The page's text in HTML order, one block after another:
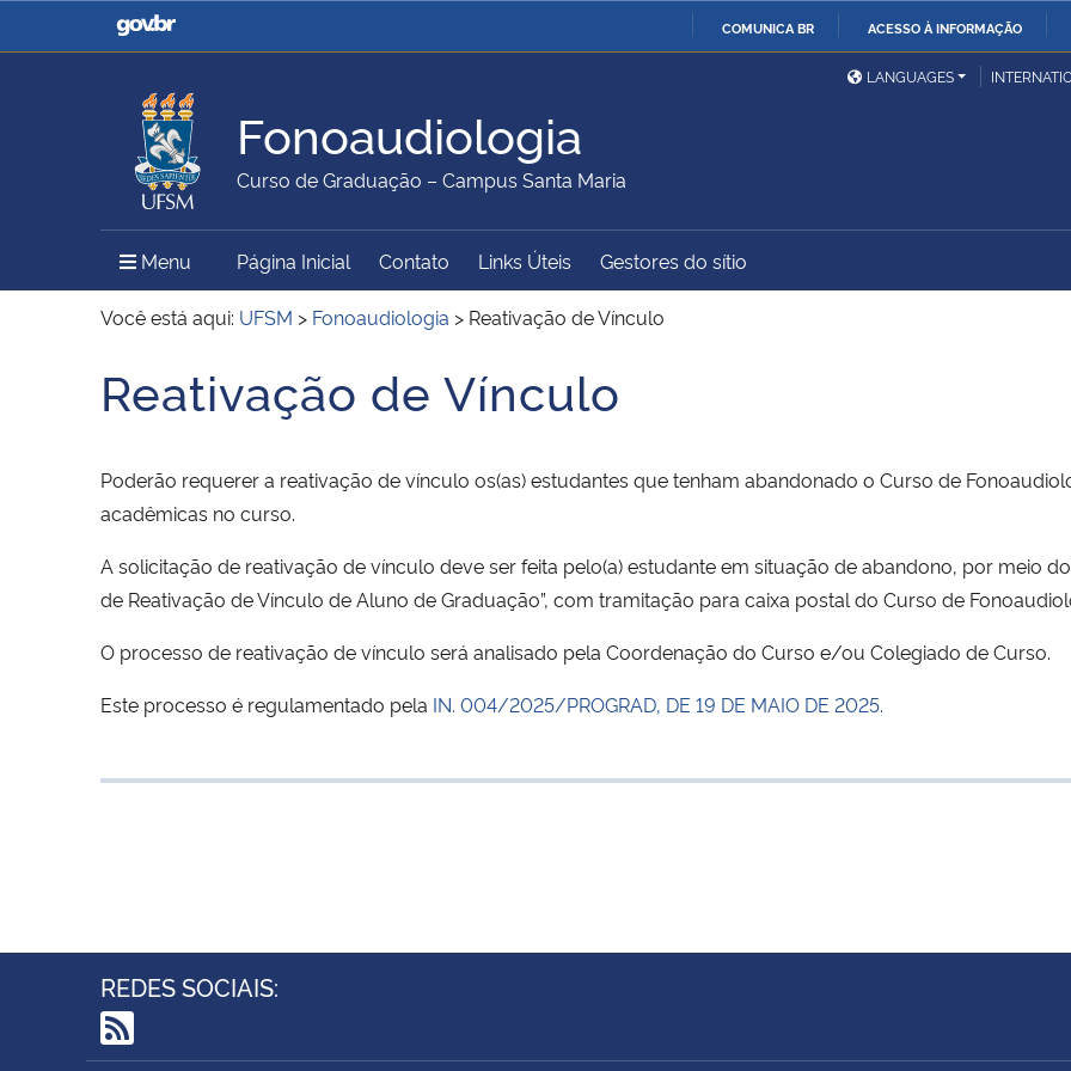
COMUNICA BR ACESSO À INFORMAÇÃO
Casa Civil
Ministério da Justiça e
Ministério da Defesa
Ministério das Relações
Exteriores
Ministério da Agricultura,
Pecuária e Abastecimento
Ministério da Educação Ministério da Cidadania
Ministério do Meio Ambiente Ministério do Turismo
Ministério do
Desenvolvimento Regional
Secretaria de Governo
Gabinete de Segurança
Advocacia-Geral da União
LANGUAGES
Fonoaudiologia
Curso de Graduação – Campus Santa Maria
Menu Menu Principal do Sítio
Página Inicial Contato Links Úteis Gestores do sítio
Você está aqui: UFSM > Fonoaudiologia > Reativação de Vínculo
Início do conteúdo
Reativação de Vínculo
Poderão requerer a reativação de vínculo os(as) estudantes que tenham abandonado o Curso de
acadêmicas no curso.
A solicitação de reativação de vínculo deve ser feita pelo(a) estudante em situação de abandono, por meio
de Reativação de Vínculo de Aluno de Graduação”, com tramitação para caixa postal do Curso de
O processo de reativação de vínculo será analisado pela Coordenação do Curso e/ou Colegiado de Curso.
Este processo é regulamentado pela IN. 004/2025/PROGRAD, DE 19 DE MAIO DE 2025.
REDES SOCIAIS: